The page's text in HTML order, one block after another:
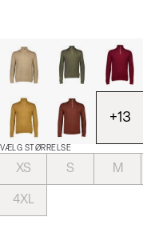
+13
VÆLG STØRRELSE
XS S M
4XL